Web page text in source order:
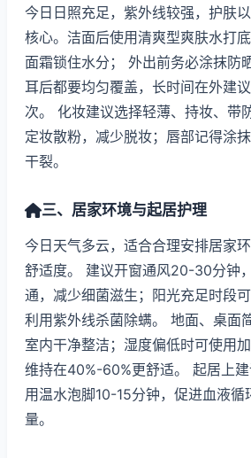
今日日照充足，紫外线较强，护肤
核心。洁面后使用清爽型爽肤水打
面霜锁住水分； 外出前务必涂抹防
耳后都要均匀覆盖，长时间在外建
次。 化妆建议选择轻薄、持妆、带
定妆散粉，减少脱妆；唇部记得涂
干裂。
三、居家环境与起居护理
今日天气多云，适合合理安排居家
舒适度。 建议开窗通风20-30分钟
通，减少细菌滋生；阳光充足时段可
利用紫外线杀菌除螨。 地面、桌面
室内干净整洁；湿度偏低时可使用
维持在40%-60%更舒适。 起居上
用温水泡脚10-15分钟，促进血液循
量。